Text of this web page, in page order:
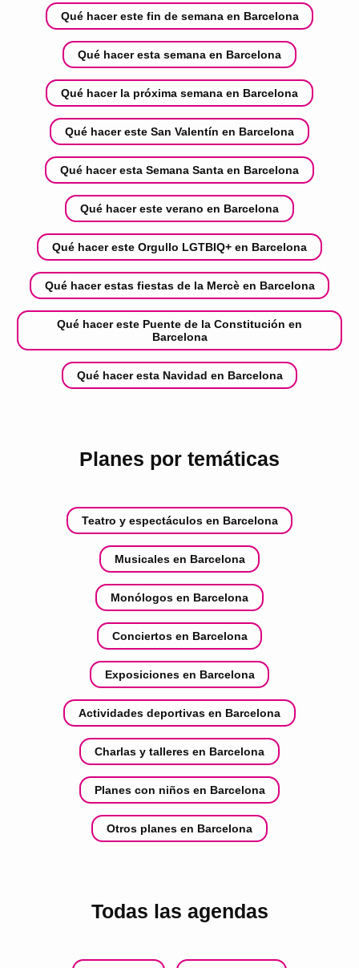
Qué hacer este fin de semana en Barcelona
Qué hacer esta semana en Barcelona
Qué hacer la próxima semana en Barcelona
Qué hacer este San Valentín en Barcelona
Qué hacer esta Semana Santa en Barcelona
Qué hacer este verano en Barcelona
Qué hacer este Orgullo LGTBIQ+ en Barcelona
Qué hacer estas fiestas de la Mercè en Barcelona
Qué hacer este Puente de la Constitución en
Barcelona
Qué hacer esta Navidad en Barcelona
Planes por temáticas
Teatro y espectáculos en Barcelona
Musicales en Barcelona
Monólogos en Barcelona
Conciertos en Barcelona
Exposiciones en Barcelona
Actividades deportivas en Barcelona
Charlas y talleres en Barcelona
Planes con niños en Barcelona
Otros planes en Barcelona
Todas las agendas